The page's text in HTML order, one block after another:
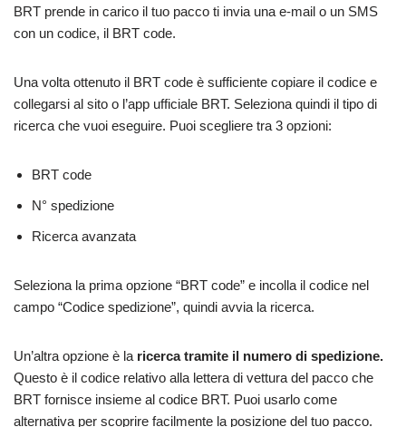
BRT prende in carico il tuo pacco ti invia una e-mail o un SMS
con un codice, il BRT code.
Una volta ottenuto il BRT code è sufficiente copiare il codice e
collegarsi al sito o l’app ufficiale BRT. Seleziona quindi il tipo di
ricerca che vuoi eseguire. Puoi scegliere tra 3 opzioni:
BRT code
N° spedizione
Ricerca avanzata
Seleziona la prima opzione “BRT code” e incolla il codice nel
campo “Codice spedizione”, quindi avvia la ricerca.
Un’altra opzione è la ricerca tramite il numero di spedizione.
Questo è il codice relativo alla lettera di vettura del pacco che
BRT fornisce insieme al codice BRT. Puoi usarlo come
alternativa per scoprire facilmente la posizione del tuo pacco.